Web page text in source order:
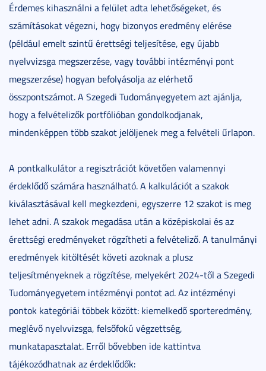
Érdemes kihasználni a felület adta lehetőségeket, és
számításokat végezni, hogy bizonyos eredmény elérése
(például emelt szintű érettségi teljesítése, egy újabb
nyelvvizsga megszerzése, vagy további intézményi pont
megszerzése) hogyan befolyásolja az elérhető
összpontszámot. A Szegedi Tudományegyetem azt ajánlja,
hogy a felvételizők portfólióban gondolkodjanak,
mindenképpen több szakot jelöljenek meg a felvételi űrlapon.
A pontkalkulátor a regisztrációt követően valamennyi
érdeklődő számára használható. A kalkulációt a szakok
kiválasztásával kell megkezdeni, egyszerre 12 szakot is meg
lehet adni. A szakok megadása után a középiskolai és az
érettségi eredményeket rögzítheti a felvételiző. A tanulmányi
eredmények kitöltését követi azoknak a plusz
teljesítményeknek a rögzítése, melyekért 2024-től a Szegedi
Tudományegyetem intézményi pontot ad. Az intézményi
pontok kategóriái többek között: kiemelkedő sporteredmény,
meglévő nyelvvizsga, felsőfokú végzettség,
munkatapasztalat. Erről bővebben ide kattintva
tájékozódhatnak az érdeklődők: